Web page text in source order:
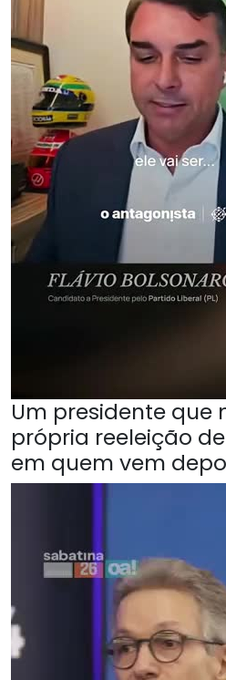
Um presidente que
própria reeleição
em quem vem